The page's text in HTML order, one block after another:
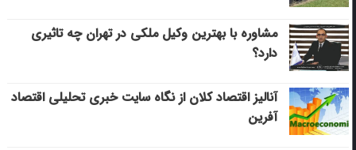
مشاوره با بهترین وکیل ملکی در تهران چه تاثیری
دارد؟
آنالیز اقتصاد کلان از نگاه سایت خبری تحلیلی اقتصاد
آفرین